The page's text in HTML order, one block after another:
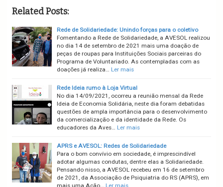
Related Posts:
Rede de Solidariedade: Unindo forças para o coletivo
Fomentando a Rede de Solidariedade, a AVESOL realizou
no dia 14 de setembro de 2021 mais uma doação de
peças de roupas para Instituições Sociais parceiras do
Programa de Voluntariado. As contempladas com as
doações já realiza… Ler mais
Rede Ideia rumo à Loja Virtual
No dia 14/09/2021, ocorreu a reunião mensal da Rede
Ideia de Economia Solidária, neste dia foram debatidas
questões de ampla importância para o desenvolvimento
da comercialização e da identidade da Rede. Os
educadores da Aves… Ler mais
APRS e AVESOL: Redes de Solidariedade
Para o bom convívio em sociedade, é imprescindível
adotar algumas condutas, dentre elas a Solidariedade.
Pensando nisso, a AVESOL recebeu em 16 de setembro
de 2021, da Associação de Psiquiatria do RS (APRS), em